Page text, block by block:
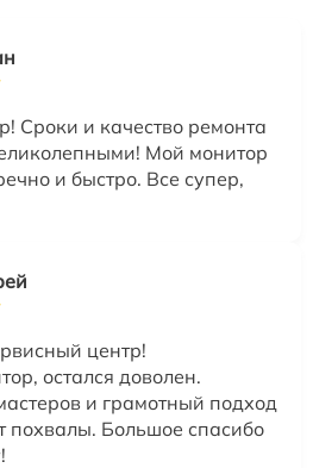
Сроки и качество ремонта
Мой монитор
и быстро. Все супер,
центр!
остался доволен.
и грамотный подход
похвалы. Большое спасибо